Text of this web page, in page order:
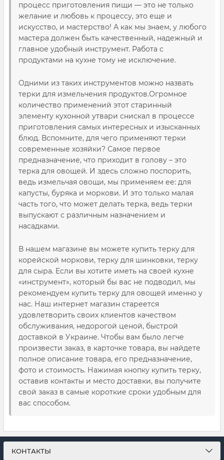
процесс приготовления пищи — это не только
желание и любовь к процессу, это еще и
искусство, и мастерство! А как мы знаем, у любого
мастера должен быть качественный, надежный и
главное удобный инструмент. Работа с
продуктами на кухне тому не исключение.
Одними из таких инструментов можно назвать
терки для измельчения продуктов.Огромное
количество применений этот старинный
элементу кухонной утвари снискал в процессе
приготовления самых интересных и изысканных
блюд. Вспомните, для чего применяют терки
современные хозяйки? Самое первое
предназначение, что приходит в голову – это
терка для овощей. И здесь сложно поспорить,
ведь измельчая овощи, мы применяем ее: для
капусты, буряка и моркови. И это только малая
часть того, что может делать терка, ведь терки
выпускают с различным назначением и
насадками.
В нашем магазине вы можете купить терку для
корейской моркови, терку для шинковки, терку
для сыра. Если вы хотите иметь на своей кухне
«инструмент», который бы вас не подводил, мы
рекомендуем купить терку для овощей именно у
нас. Наш интернет магазин стареется
удовлетворить своих клиентов качеством
обслуживания, недорогой ценой, быстрой
доставкой в Украине. Чтобы вам было легче
произвести заказ, в карточке товара, вы найдете
полное описание товара, его предназначение,
фото и стоимость. Нажимая кнопку купить терку,
оставив контакты и место доставки, вы получите
свой заказ в самые короткие сроки удобным для
вас способом.
КОНТАКТЫ